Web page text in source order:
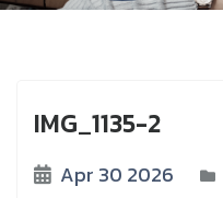
IMG_1135-2
Apr 30 2026